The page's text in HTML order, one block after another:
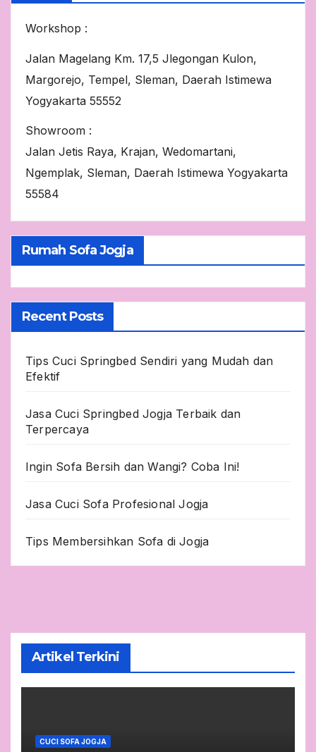
Workshop :
Jalan Magelang Km. 17,5 Jlegongan Kulon,
Margorejo, Tempel, Sleman, Daerah Istimewa
Yogyakarta 55552
Showroom :
Jalan Jetis Raya, Krajan, Wedomartani,
Ngemplak, Sleman, Daerah Istimewa Yogyakarta
55584
Rumah Sofa Jogja
Recent Posts
Tips Cuci Springbed Sendiri yang Mudah dan
Efektif
Jasa Cuci Springbed Jogja Terbaik dan
Terpercaya
Ingin Sofa Bersih dan Wangi? Coba Ini!
Jasa Cuci Sofa Profesional Jogja
Tips Membersihkan Sofa di Jogja
Artikel Terkini
CUCI SOFA JOGJA